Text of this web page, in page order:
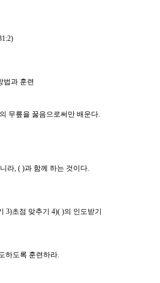
법과 훈련
무릎을 꿇음으로써만 배운다.
라, ( )과 함께 하는 것이다.
3)초점 맞추기4)( )의 인도받기
하도록 훈련하라.